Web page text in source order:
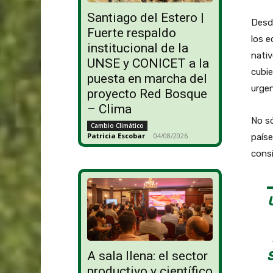
Santiago del Estero |
Fuerte respaldo
institucional de la
UNSE y CONICET a la
puesta en marcha del
proyecto Red Bosque
– Clima
Cambio Climático
Patricia Escobar - 04/08/2026
A sala llena: el sector
los
No